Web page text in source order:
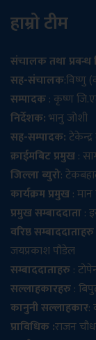
हाम्रो टीम
संचालक तथा प्रबन्ध
सह-संचालक:विष्णु
सम्पादक: कृष्ण
निर्देशक:भानु जोशी
सह-सम्पादक:
क्राईमबिट प्रमुख:
जिल्ला ब्युरो:
कार्यक्रम प्रमुख: मान
प्रमुख सम्बाददाता:
वरिष्ठ सम्बाददाताहरु
जयप्रकाश पौडेल
सम्बाददाताहरु:
सल्लाहकारहरु:
कानुनी सल्लाहकार:
प्राविधिक :राजन